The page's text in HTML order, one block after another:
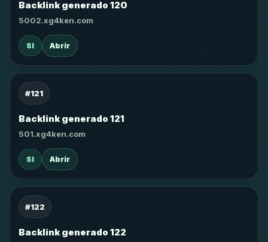
Backlink generado 120
5002.xg4ken.com
SI Abrir
#121
Backlink generado 121
501.xg4ken.com
SI Abrir
#122
Backlink generado 122